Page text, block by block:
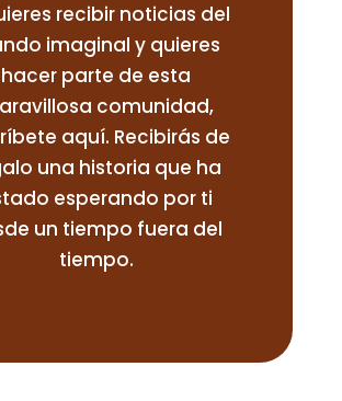
recibir noticias del
imaginal y quieres
hacer parte de esta
comunidad,
aquí. Recibirás de
una historia que ha
esperando por ti
un tiempo fuera del
tiempo.